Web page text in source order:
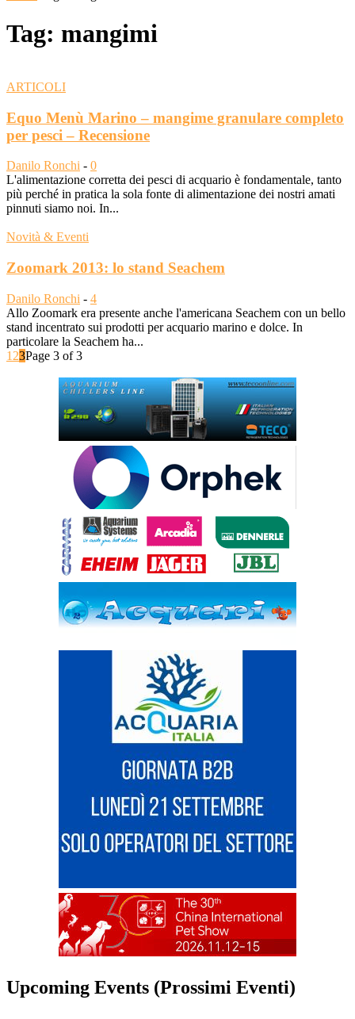
Tag: mangimi
ARTICOLI
Equo Menù Marino – mangime granulare completo
per pesci – Recensione
Danilo Ronchi - 0
L'alimentazione corretta dei pesci di acquario è fondamentale, tanto
più perché in pratica la sola fonte di alimentazione dei nostri amati
pinnuti siamo noi. In...
Novità & Eventi
Zoomark 2013: lo stand Seachem
Danilo Ronchi - 4
Allo Zoomark era presente anche l'americana Seachem con un bello
stand incentrato sui prodotti per acquario marino e dolce. In
particolare la Seachem ha...
1 23Page 3 of 3
Upcoming Events (Prossimi Eventi)